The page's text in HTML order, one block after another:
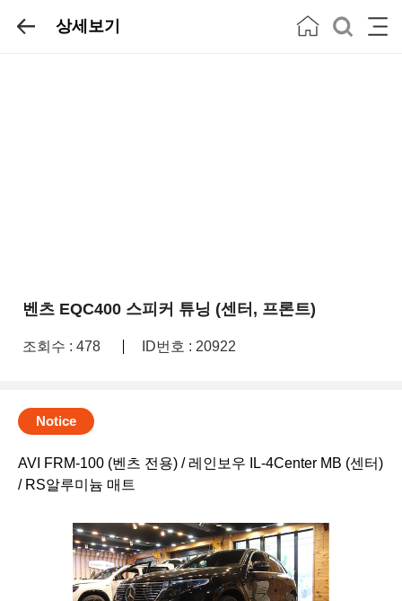
상세보기
벤츠 EQC400 스피커 튜닝 (센터, 프론트)
조회수 : 478 ID번호 : 20922
Notice
AVI FRM-100 (벤츠 전용) / 레인보우 IL-4Center MB (센터)
/ RS알루미늄 매트